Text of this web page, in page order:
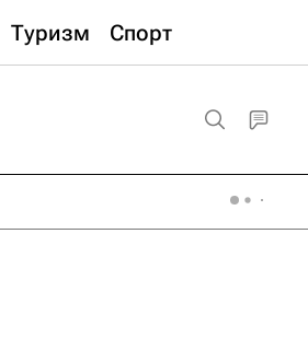
Туризм Спорт